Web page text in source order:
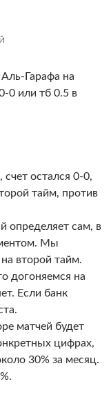
Гарафа на
0 или тб 0.5 в
остался 0-0,
тайм, против
определяет сам, в
Мы
второй тайм.
догоняемся на
Если банк
матчей будет
цифрах,
30% за месяц.